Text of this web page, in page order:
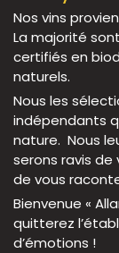
Nos vins
La majorité
certifiés en
naturels.
Nous les
indépendants
nature. Nous
serons ravis
de vous
Bienvenue «
quitterez
d’émotions !